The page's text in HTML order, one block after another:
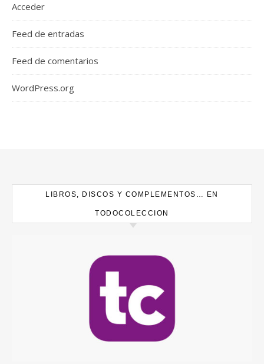
Acceder
Feed de entradas
Feed de comentarios
WordPress.org
LIBROS, DISCOS Y COMPLEMENTOS… EN
TODOCOLECCION